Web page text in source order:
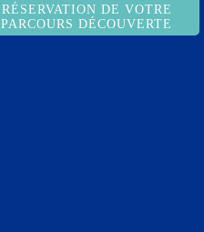
RÉSERVATION DE VOTRE
PARCOURS DÉCOUVERTE